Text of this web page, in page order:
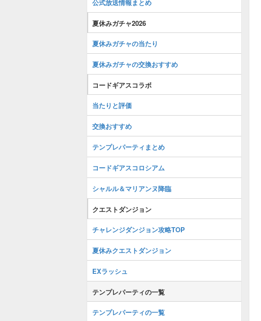
公式放送情報まとめ
夏休みガチャ2026
夏休みガチャの当たり
夏休みガチャの交換おすすめ
コードギアスコラボ
当たりと評価
交換おすすめ
テンプレパーティまとめ
コードギアスコロシアム
シャルル＆マリアンヌ降臨
クエストダンジョン
チャレンジダンジョン攻略TOP
夏休みクエストダンジョン
EXラッシュ
テンプレパーティの一覧
テンプレパーティの一覧